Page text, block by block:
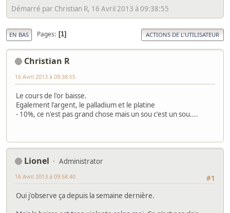
Démarré par Christian R, 16 Avril 2013 à 09:38:55
EN BAS Pages 1 ACTIONS DE L'UTILISATEUR
Christian R
16 Avril 2013 à 09:38:55
Le cours de l'or baisse.
Egalement l'argent, le palladium et le platine
- 10%, ce n'est pas grand chose mais un sou c'est un sou....
Lionel
Administrator
#1
16 Avril 2013 à 09:58:40
Oui j'observe ça depuis la semaine dernière.